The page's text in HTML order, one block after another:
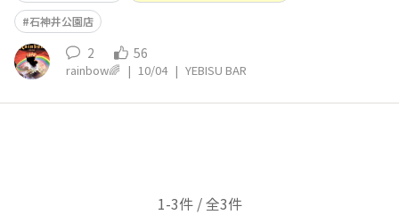
石神井公園店
2 56
rainbow🌈 | 10/04 | YEBISU BAR
1-3件 / 全3件